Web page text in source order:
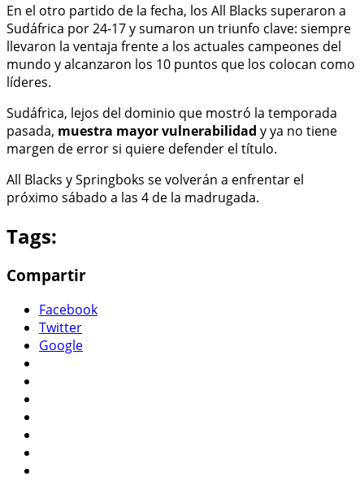
En el otro partido de la fecha, los All Blacks superaron a
Sudáfrica por 24-17 y sumaron un triunfo clave: siempre
llevaron la ventaja frente a los actuales campeones del
mundo y alcanzaron los 10 puntos que los colocan como
líderes.
Sudáfrica, lejos del dominio que mostró la temporada
pasada, muestra mayor vulnerabilidad y ya no tiene
margen de error si quiere defender el título.
All Blacks y Springboks se volverán a enfrentar el
próximo sábado a las 4 de la madrugada.
Tags:
Compartir
Facebook
Twitter
Google